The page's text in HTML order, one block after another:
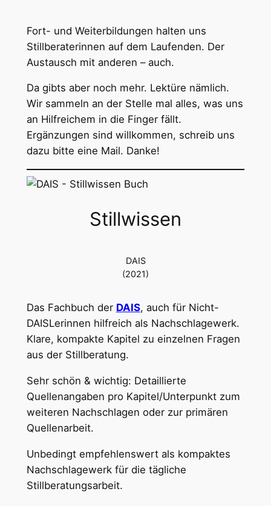
Fort- und Weiterbildungen halten uns
Stillberaterinnen auf dem Laufenden. Der
Austausch mit anderen – auch.
Da gibts aber noch mehr. Lektüre nämlich.
Wir sammeln an der Stelle mal alles, was uns
an Hilfreichem in die Finger fällt.
Ergänzungen sind willkommen, schreib uns
dazu bitte eine Mail. Danke!
Stillwissen
DAIS
(2021)
Das Fachbuch der DAIS, auch für Nicht-
DAISLerinnen hilfreich als Nachschlagewerk.
Klare, kompakte Kapitel zu einzelnen Fragen
aus der Stillberatung.
Sehr schön & wichtig: Detaillierte
Quellenangaben pro Kapitel/Unterpunkt zum
weiteren Nachschlagen oder zur primären
Quellenarbeit.
Unbedingt empfehlenswert als kompaktes
Nachschlagewerk für die tägliche
Stillberatungsarbeit.